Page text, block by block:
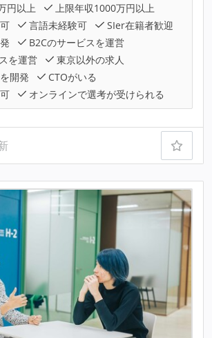
円以上
上限年収1000万円以上
言語未経験可
SIer在籍者歓迎
B2Cのサービスを運営
を運営
東京以外の求人
開発
CTOがいる
オンラインで選考が受けられる